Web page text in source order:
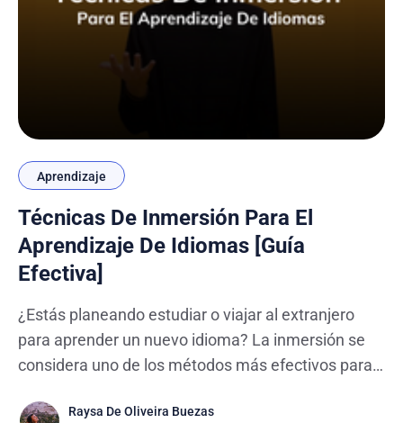
Aprendizaje
Técnicas De Inmersión Para El
Aprendizaje De Idiomas [Guía
Efectiva]
¿Estás planeando estudiar o viajar al extranjero
para aprender un nuevo idioma? La inmersión se
considera uno de los métodos más efectivos para
nativos y practicar el idioma en situaciones de la
Raysa De Oliveira Buezas